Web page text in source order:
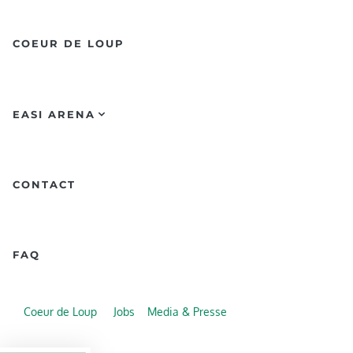
COEUR DE LOUP
EASI ARENA
CONTACT
FAQ
Coeur de Loup Jobs Media & Presse